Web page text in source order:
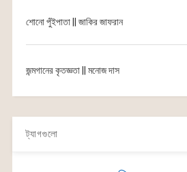
শোনো পুঁইপাতা || জাকির জাফরান
জন্মগানের কৃতজ্ঞতা || মনোজ দাস
ট্যাগগুলো